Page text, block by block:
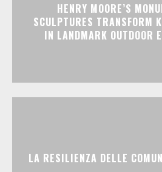
HENRY MOORE’S
SCULPTURES TRANSFORM
IN LANDMARK OUTDOOR
LA RESILIENZA DELLE